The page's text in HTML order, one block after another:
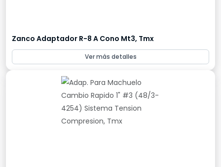
Zanco Adaptador R-8 A Cono Mt3, Tmx
Ver más detalles